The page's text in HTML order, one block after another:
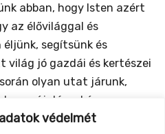
védelmét
abban, hogy Isten azért
az élővilággal és
segítsünk és
jó gazdái és kertészei
olyan utat járunk,
megújulással és
és megoldásokkal, egy